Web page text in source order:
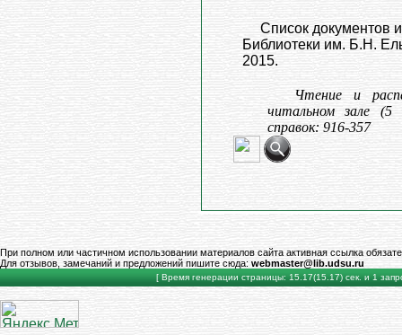
Список документов
Библиотеки им. Б.Н.
2015.
Чтение и
читальном зале (5
справок: 916-357
При полном или частичном использовании материалов сайта активная ссылка
Для отзывов, замечаний и предложений пишите сюда: webmaster@lib.udsu.ru
[ Время генерации страницы: 15.17(15.17) сек. и 1